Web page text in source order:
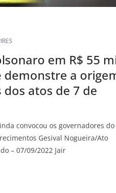
em R$ 55
demonstre a
atos de 7 de
convocou os governadores do
Gesival Nogueira/Ato
– 07/09/2022 Jair